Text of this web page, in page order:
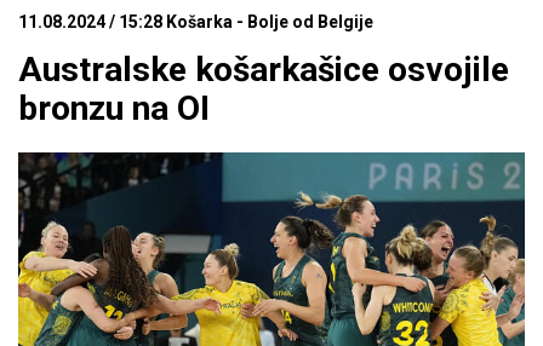
11.08.2024 / 15:28 Košarka - Bolje od Belgije
Australske košarkašice osvojile
bronzu na OI